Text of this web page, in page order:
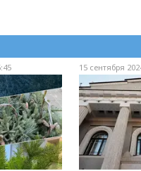
15 сентября